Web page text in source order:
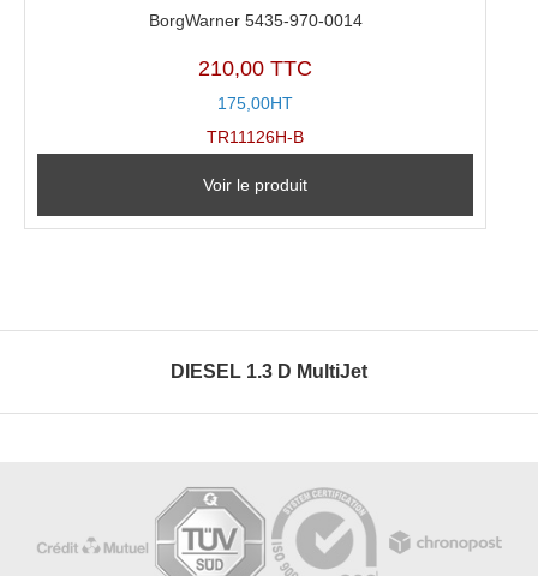
BorgWarner 5435-970-0014
210,00 TTC
175,00HT
TR11126H-B
Voir le produit
DIESEL 1.3 D MultiJet